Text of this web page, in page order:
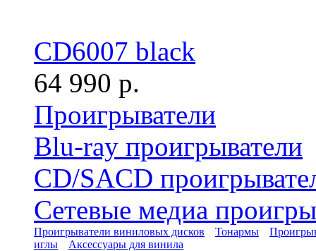
CD6007 black
64 990 р.
Проигрыватели
Blu-ray проигрыватели
CD/SACD
Сетевые медиа
Проигрыватели виниловых дисков Тонармы
иглы
Аксессуары для винила